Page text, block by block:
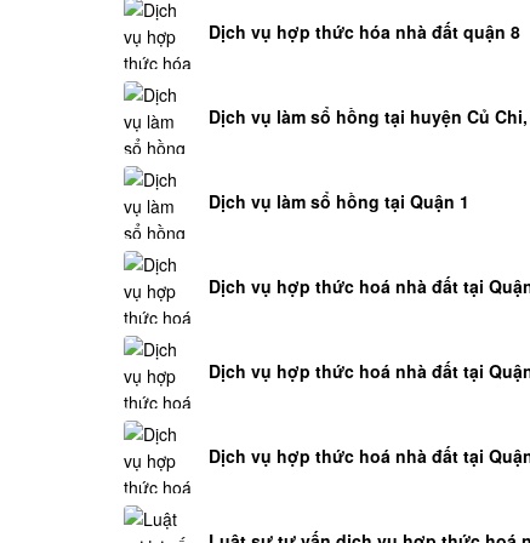
Dịch vụ hợp thức hóa nhà đất quận 8
Dịch vụ làm sổ hồng tại huyện Củ
Dịch vụ làm sổ hồng tại Quận 1
Dịch vụ hợp thức hoá nhà đất tại
Dịch vụ hợp thức hoá nhà đất tại
Dịch vụ hợp thức hoá nhà đất tại